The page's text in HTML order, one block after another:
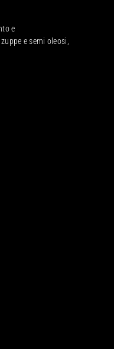
e
e semi oleosi,